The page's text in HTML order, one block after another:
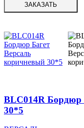
ЗАКАЗАТЬ
BLC014R Бордюр
30*5